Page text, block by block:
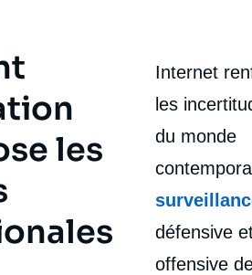
les
Internet
les
du monde
défensive
offensive